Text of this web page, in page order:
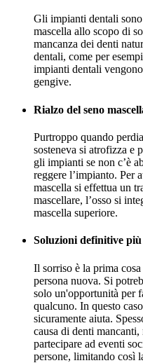
Gli impianti dentali
mascella allo scopo di
mancanza dei denti
dentali, come per
impianti dentali
gengive.
Rialzo del seno
Purtroppo quando
sosteneva si atrofizza e
gli impianti se non c’è
reggere l’impianto. Per
mascella si effettua un
mascellare, l’osso si
mascella superiore.
Soluzioni definitive
Il sorriso è la prima
persona nuova. Si
solo un'opportunità per
qualcuno. In questo
sicuramente aiuta.
causa di denti
partecipare ad eventi
persone, limitando così